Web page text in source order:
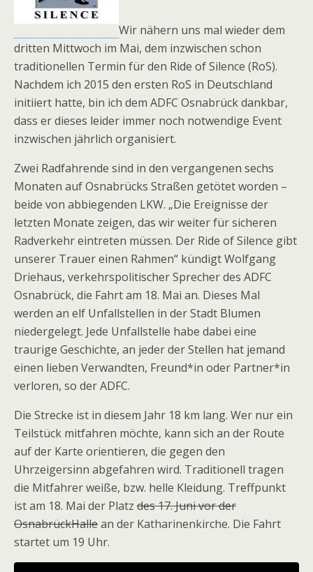
Wir nähern uns mal wieder dem
dritten Mittwoch im Mai, dem inzwischen schon
traditionellen Termin für den Ride of Silence (RoS).
Nachdem ich 2015 den ersten RoS in Deutschland
initiiert hatte, bin ich dem ADFC Osnabrück dankbar,
dass er dieses leider immer noch notwendige Event
inzwischen jährlich organisiert.
Zwei Radfahrende sind in den vergangenen sechs
Monaten auf Osnabrücks Straßen getötet worden –
beide von abbiegenden LKW. „Die Ereignisse der
letzten Monate zeigen, das wir weiter für sicheren
Radverkehr eintreten müssen. Der Ride of Silence gibt
unserer Trauer einen Rahmen“ kündigt Wolfgang
Driehaus, verkehrspolitischer Sprecher des ADFC
Osnabrück, die Fahrt am 18. Mai an. Dieses Mal
werden an elf Unfallstellen in der Stadt Blumen
niedergelegt. Jede Unfallstelle habe dabei eine
traurige Geschichte, an jeder der Stellen hat jemand
einen lieben Verwandten, Freund*in oder Partner*in
verloren, so der ADFC.
Die Strecke ist in diesem Jahr 18 km lang. Wer nur ein
Teilstück mitfahren möchte, kann sich an der Route
auf der Karte orientieren, die gegen den
Uhrzeigersinn abgefahren wird. Traditionell tragen
die Mitfahrer weiße, bzw. helle Kleidung. Treffpunkt
ist am 18. Mai der Platz des 17. Juni vor der
OsnabrückHallean der Katharinenkirche. Die Fahrt
startet um 19 Uhr.